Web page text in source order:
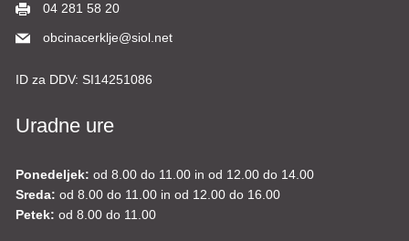
04 281 58 20
obcinacerklje@siol.net
ID za DDV: SI14251086
Uradne ure
Ponedeljek: od 8.00 do 11.00 in od 12.00 do 14.00
Sreda: od 8.00 do 11.00 in od 12.00 do 16.00
Petek: od 8.00 do 11.00